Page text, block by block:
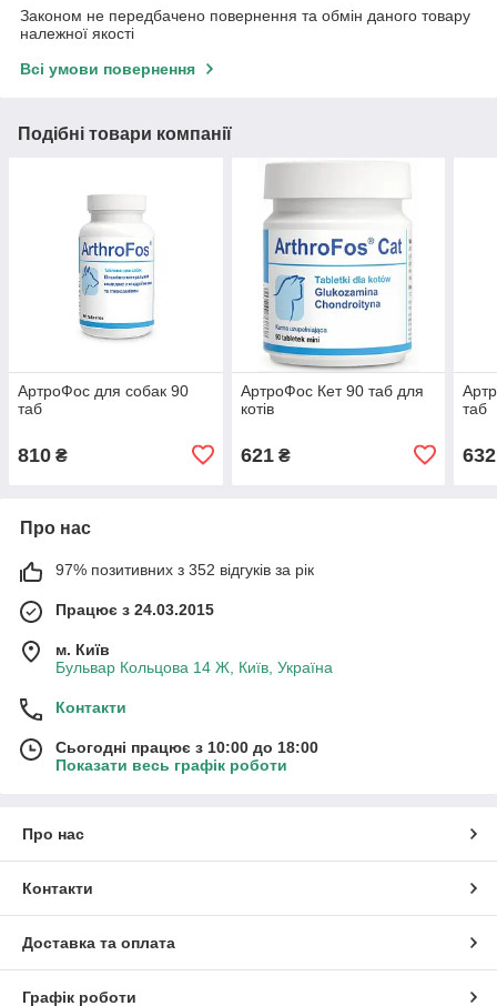
Законом не передбачено повернення та обмін даного товару
належної якості
Всі умови повернення
Подібні товари компанії
АртроФос для собак 90
таб
810 ₴
АртроФос Кет 90 таб для
котів
621₴
таб
632
Про нас
97% позитивних з 352 відгуків за рік
Працює з 24.03.2015
м. Київ
Бульвар Кольцова 14 Ж, Київ, Україна
Контакти
Сьогодні працює з 10:00 до 18:00
Показати весь графік роботи
Про нас
Контакти
Доставка та оплата
Графік роботи